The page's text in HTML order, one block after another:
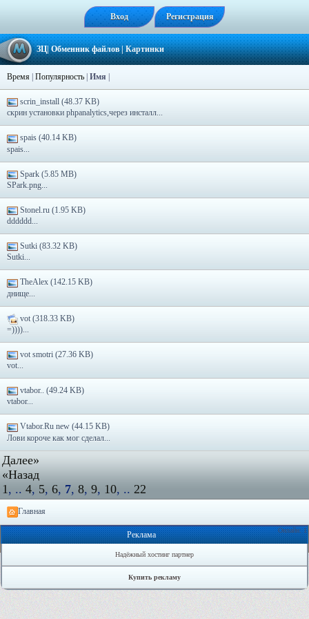
Вход Регистрация
ЗЦ|Обменник файлов|Картинки
Время Популярность Имя
scrin_install (48.37 KB)
скрин установки phpanalytics,через инсталл...
spais (40.14 KB)
spais...
Spark (5.85 MB)
SPark.png...
Stonel.ru (1.95 KB)
dddddd...
Sutki (83.32 KB)
Sutki...
TheAlex (142.15 KB)
днище...
vot (318.33 KB)
=))))...
vot smotri (27.36 KB)
vot...
vtabor.. (49.24 KB)
vtabor...
Vtabor.Ru new (44.15 KB)
Лови короче как мог сделал...
Далее»
«Назад
1 , .. 4, 5, 6, 7, 8, 9, 10, .. 22
Главная
Онлайн: 1
Реклама
Надёжный хостинг партнер
Купить рекламу